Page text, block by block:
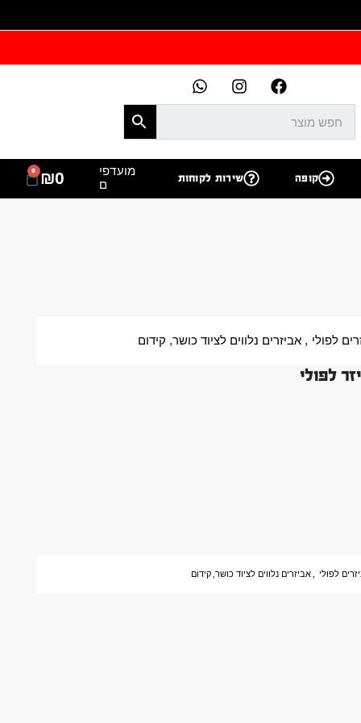
קופה שירות לקוחות
מועדפי
ם
₪0
0
לפולי , אביזרים נלווים לציוד כושר, קידום
לפולי ,אביזרים נלווים לציוד כושר,קידום